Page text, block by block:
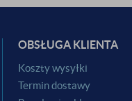
OBSŁUGA KLIENTA
Koszty wysyłki
Termin dostawy